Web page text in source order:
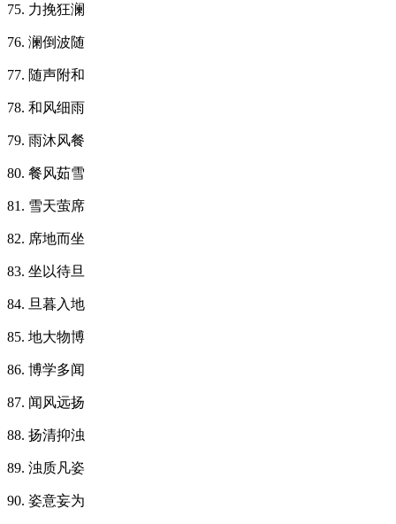
75. 力挽狂澜
76. 澜倒波随
77. 随声附和
78. 和风细雨
79. 雨沐风餐
80. 餐风茹雪
81. 雪天萤席
82. 席地而坐
83. 坐以待旦
84. 旦暮入地
85. 地大物博
86. 博学多闻
87. 闻风远扬
88. 扬清抑浊
89. 浊质凡姿
90. 姿意妄为